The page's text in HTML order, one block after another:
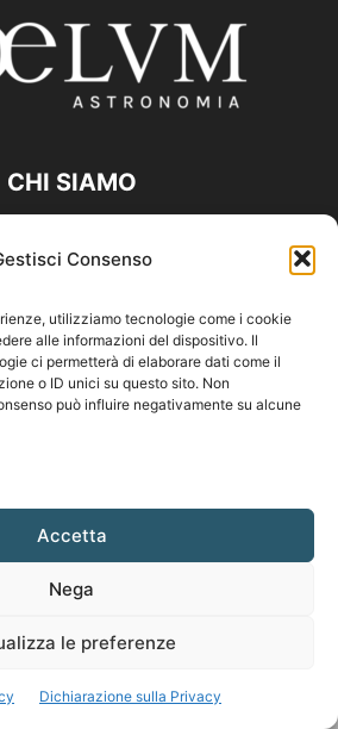
Consenso
utilizziamo tecnologie come i cookie
alle informazioni del dispositivo. Il
ci permetterà di elaborare dati come il
o ID unici su questo sito. Non
può influire negativamente su alcune
Accetta
Nega
le preferenze
Dichiarazione sulla Privacy
CHI SIAMO
coelumastro@coelum.com
SEGUICI